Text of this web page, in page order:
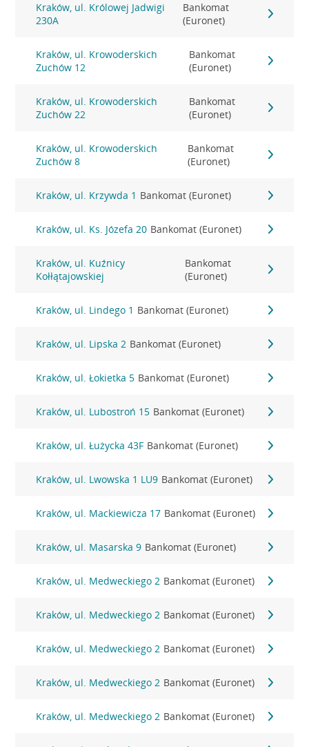
Kraków, ul. Królowej Jadwigi
230A
Bankomat
(Euronet)
Kraków, ul. Krowoderskich
Zuchów 12
Bankomat
(Euronet)
Kraków, ul. Krowoderskich
Zuchów 22
Bankomat
(Euronet)
Kraków, ul. Krowoderskich
Zuchów 8
Bankomat
(Euronet)
Kraków, ul. Krzywda 1 Bankomat (Euronet)
Kraków, ul. Ks. Józefa 20 Bankomat (Euronet)
Kraków, ul. Kuźnicy
Kołłątajowskiej
Bankomat
(Euronet)
Kraków, ul. Lindego 1 Bankomat (Euronet)
Kraków, ul. Lipska 2 Bankomat (Euronet)
Kraków, ul. Łokietka 5 Bankomat (Euronet)
Kraków, ul. Lubostroń 15 Bankomat (Euronet)
Kraków, ul. Łużycka 43F Bankomat (Euronet)
Kraków, ul. Lwowska 1 LU9 Bankomat (Euronet)
Kraków, ul. Mackiewicza 17 Bankomat (Euronet)
Kraków, ul. Masarska 9 Bankomat (Euronet)
Kraków, ul. Medweckiego 2 Bankomat (Euronet)
Kraków, ul. Medweckiego 2 Bankomat (Euronet)
Kraków, ul. Medweckiego 2 Bankomat (Euronet)
Kraków, ul. Medweckiego 2 Bankomat (Euronet)
Kraków, ul. Medweckiego 2 Bankomat (Euronet)